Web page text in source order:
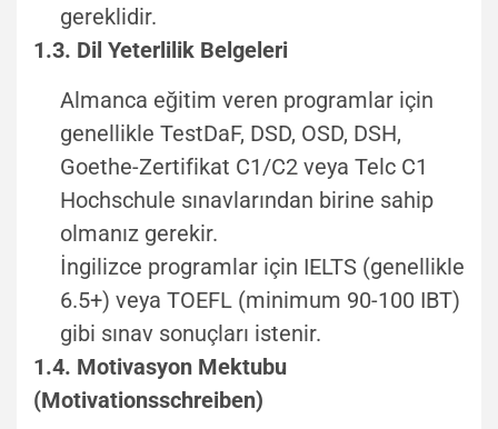
gereklidir.
1.3. Dil Yeterlilik Belgeleri
Almanca eğitim veren programlar için
genellikle TestDaF, DSD, OSD, DSH,
Goethe-Zertifikat C1/C2 veya Telc C1
Hochschule sınavlarından birine sahip
olmanız gerekir.
İngilizce programlar için IELTS (genellikle
6.5+) veya TOEFL (minimum 90-100 IBT)
gibi sınav sonuçları istenir.
1.4. Motivasyon Mektubu
(Motivationsschreiben)